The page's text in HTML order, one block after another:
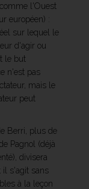
l'Ouest
européen) :
sur lequel le
d'agir ou
le but
n'est pas
mais le
peut
Berri, plus de
Pagnol (déjà
divisera
il s'agit sans
à la leçon